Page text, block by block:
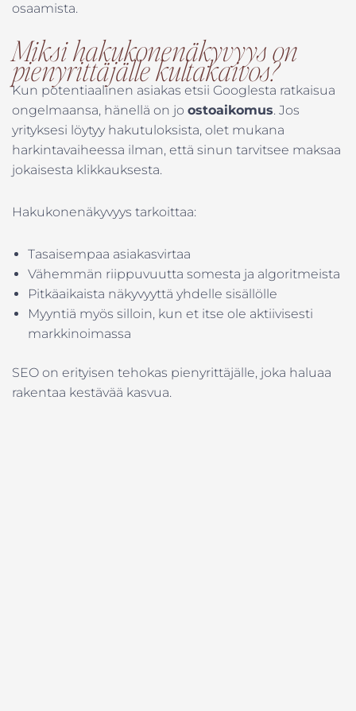
osaamista.
Miksi hakukonenäkyvyys on
pienyrittäjälle kultakaivos?
Kun potentiaalinen asiakas etsii Googlesta ratkaisua
ongelmaansa, hänellä on jo ostoaikomus. Jos
yrityksesi löytyy hakutuloksista, olet mukana
harkintavaiheessa ilman, että sinun tarvitsee maksaa
jokaisesta klikkauksesta.
Hakukonenäkyvyys tarkoittaa:
Tasaisempaa asiakasvirtaa
Vähemmän riippuvuutta somesta ja algoritmeista
Pitkäaikaista näkyvyyttä yhdelle sisällölle
Myyntiä myös silloin, kun et itse ole aktiivisesti
markkinoimassa
SEO on erityisen tehokas pienyrittäjälle, joka haluaa
rakentaa kestävää kasvua.